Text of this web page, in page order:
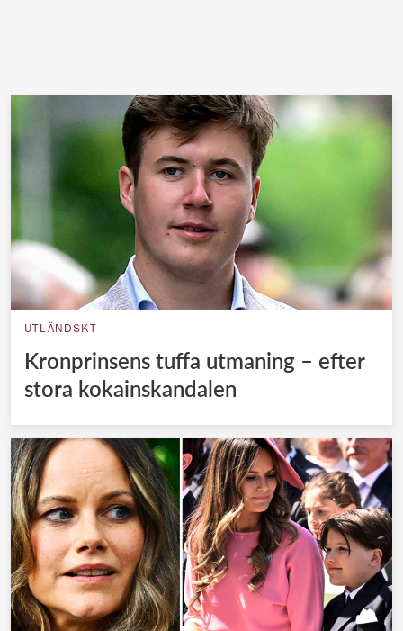
UTLÄNDSKT
Kronprinsens tuffa utmaning – efter
stora kokainskandalen